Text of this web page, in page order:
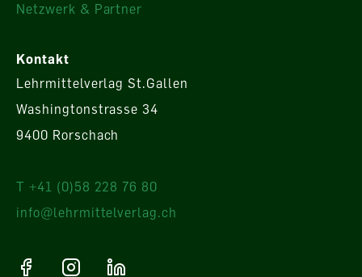
Netzwerk & Partner
Kontakt
Lehrmittelverlag St.Gallen
Washingtonstrasse 34
9400 Rorschach
T +41 (0)58 228 76 80
info@lehrmittelverlag.ch